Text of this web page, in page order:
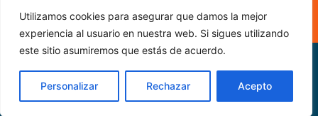
Utilizamos cookies para asegurar que damos la mejor
experiencia al usuario en nuestra web. Si sigues utilizando
este sitio asumiremos que estás de acuerdo.
Personalizar Rechazar Acepto
Nosotros
CÓDIGO DE ÉTICA PERIODÍSTICA
XML Sitemap
© Encuentro de Michoacán - 2021